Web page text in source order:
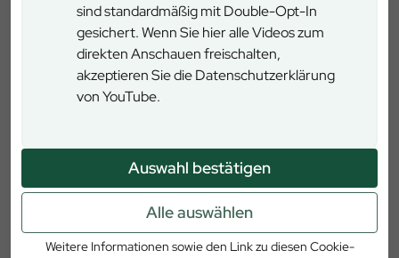
sind standardmäßig mit Double-Opt-In
gesichert. Wenn Sie hier alle Videos zum
direkten Anschauen freischalten,
akzeptieren Sie die Datenschutzerklärung
von YouTube.
Auswahl bestätigen
Alle auswählen
Weitere Informationen sowie den Link zu diesen Cookie-
„Goldener Herbst“
Erleben Sie die Farbenpracht des Steigerwaldes aus neuer
Perspektive! Schlendern Sie durch die Kronen und lernen
„Sagen rund um den Steigerwald“
Lassen Sie sich an dieser Führung in die sagenumwobene
Geschichte des Steigerwaldes entführen. Erleben Sie mit